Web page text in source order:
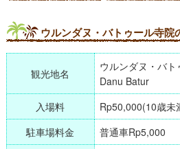
ウルンダヌ・バトゥール寺院
観光地名
ウルンダヌ・バ
Danu Batur
入場料
Rp50,000(10歳未
駐車場料金
普通車Rp5,000